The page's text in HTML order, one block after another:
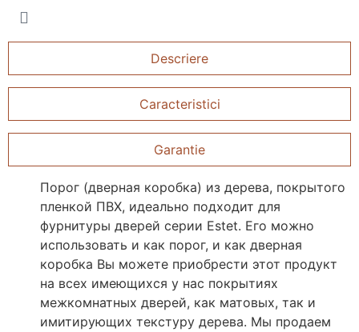
Descriere
Caracteristici
Garantie
Порог (дверная коробка) из дерева, покрытого
пленкой ПВХ, идеально подходит для
фурнитуры дверей серии Estet. Его можно
использовать и как порог, и как дверная
коробка Вы можете приобрести этот продукт
на всех имеющихся у нас покрытиях
межкомнатных дверей, как матовых, так и
имитирующих текстуру дерева. Мы продаем